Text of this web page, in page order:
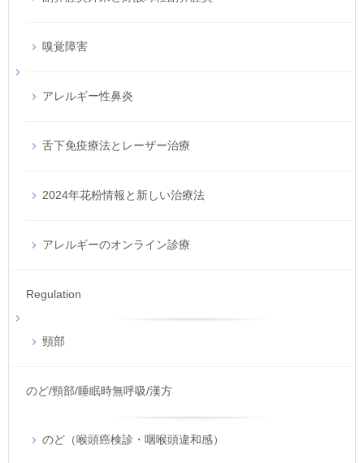
嗅覚障害
アレルギー性鼻炎
舌下免疫療法とレーザー治療
2024年花粉情報と新しい治療法
アレルギーのオンライン診療
Regulation
頸部
のど/頸部/睡眠時無呼吸/漢方
のど（喉頭癌検診・咽喉頭違和感）